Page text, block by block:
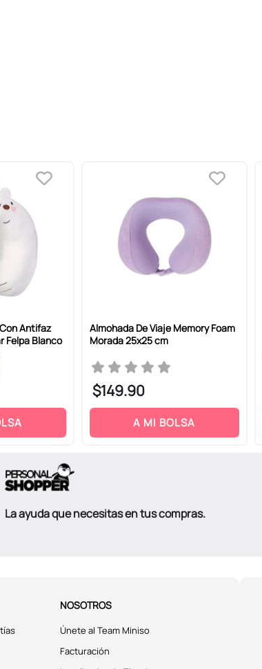
Antifaz
Felpa Blanco
Almohada De Viaje Memory Foam
Morada 25x25 cm
$149.90
A MI BOLSA
La ayuda que necesitas en tus compras.
NOSOTROS
Únete al Team Miniso
Facturación